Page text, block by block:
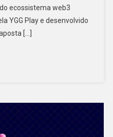
ecossistema web3
YGG Play e desenvolvido
[…]